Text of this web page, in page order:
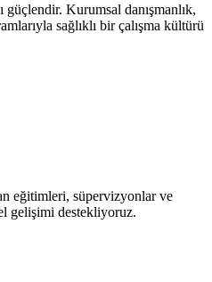
güçlendir. Kurumsal danışmanlık,
sağlıklı bir çalışma kültürü
eğitimleri, süpervizyonlar ve
gelişimi destekliyoruz.